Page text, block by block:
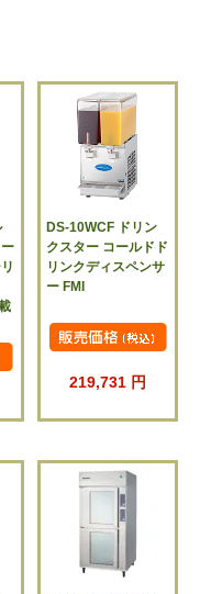
DS-10WCF ドリン
クスター コールドド
リンクディスペンサ
ー FMI
219,731 円